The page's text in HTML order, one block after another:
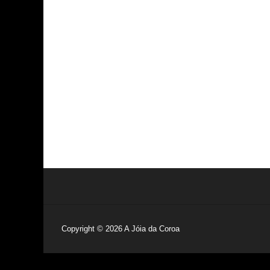
Copyright © 2026 A Jóia da Coroa